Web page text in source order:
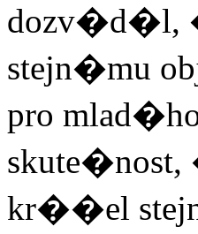
dozv�d�l,
stejn�mu
pro
skute�nost,
kr��el